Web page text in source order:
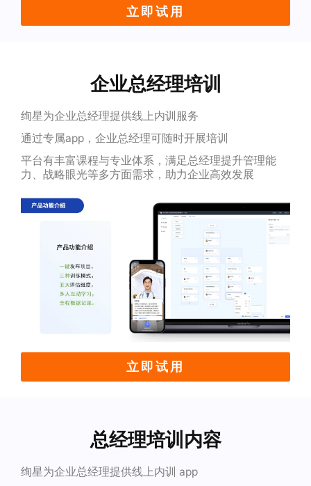
立即试用
企业总经理培训
绚星为企业总经理提供线上内训服务
通过专属app，企业总经理可随时开展培训
平台有丰富课程与专业体系，满足总经理提升管理能
力、战略眼光等多方面需求，助力企业高效发展
立即试用
总经理培训内容
绚星为企业总经理提供线上内训 app